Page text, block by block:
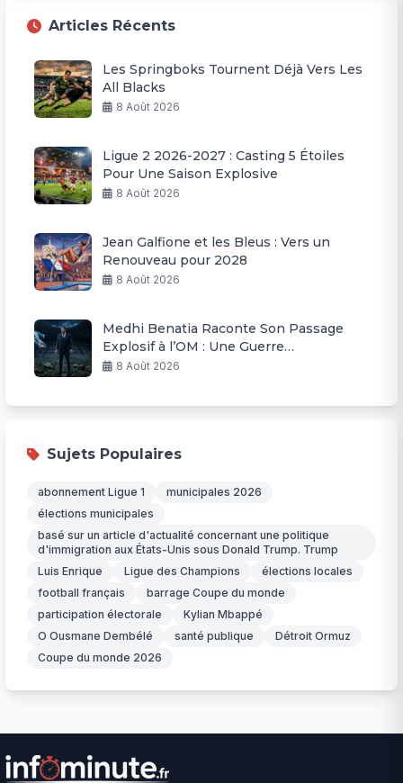
Articles Récents
Les Springboks Tournent Déjà Vers Les
All Blacks
8 Août 2026
Ligue 2 2026-2027 : Casting 5 Étoiles
Pour Une Saison Explosive
8 Août 2026
Jean Galfione et les Bleus : Vers un
Renouveau pour 2028
8 Août 2026
Medhi Benatia Raconte Son Passage
Explosif à l’OM : Une Guerre
Permanente
8 Août 2026
Sujets Populaires
abonnement Ligue 1
municipales 2026
élections municipales
basé sur un article d'actualité concernant une politique
d'immigration aux États-Unis sous Donald Trump. Trump
Luis Enrique
Ligue des Champions
élections locales
football français
barrage Coupe du monde
participation électorale
Kylian Mbappé
O Ousmane Dembélé
santé publique
Détroit Ormuz
Coupe du monde 2026